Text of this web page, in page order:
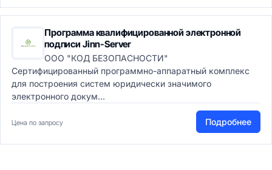
Программа квалифицированной электронной
подписи Jinn-Server
ООО "КОД БЕЗОПАСНОСТИ"
Сертифицированный программно-аппаратный комплекс
для построения систем юридически значимого
электронного докум...
Цена по запросу Подробнее